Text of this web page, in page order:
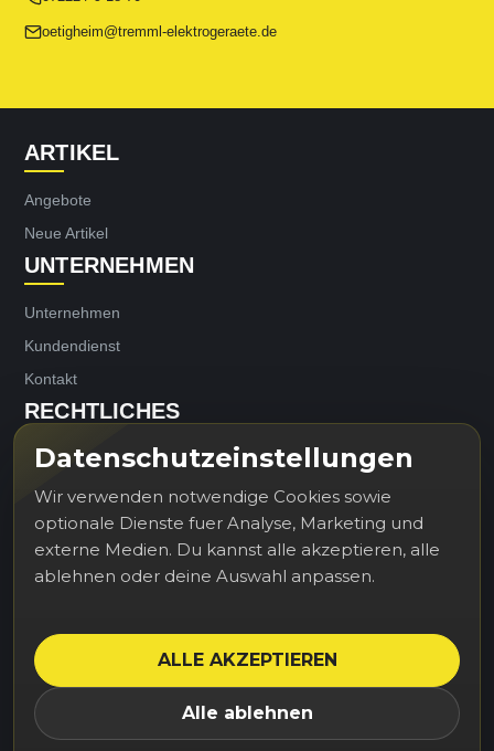
Datenschutzeinstellungen
Wir verwenden notwendige Cookies sowie
optionale Dienste fuer Analyse, Marketing und
externe Medien. Du kannst alle akzeptieren, alle
ablehnen oder deine Auswahl anpassen.
ALLE AKZEPTIEREN
Alle ablehnen
oetigheim@tremml-elektrogeraete.de
ARTIKEL
Angebote
Neue Artikel
UNTERNEHMEN
Unternehmen
Kundendienst
Kontakt
RECHTLICHES
Impressum
Datenschutz
Erhalten Sie unsere Neuigkeiten und
Sie können Ihr Einverständnis jederzeit widerrufen. Unsere
Kontaktinformationen finden Sie u. a. in der Datenschutzerklärung.